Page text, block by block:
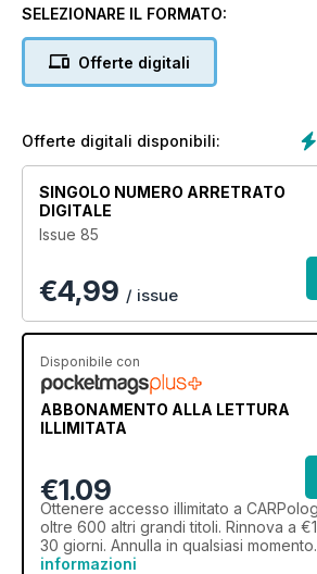
SELEZIONARE IL FORMATO:
Offerte digitali
Offerte digitali disponibili:
SINGOLO NUMERO ARRETRATO
DIGITALE
Issue 85
€4,99 / issue
Disponibile con
ABBONAMENTO ALLA LETTURA
ILLIMITATA
€1.09
Ottenere accesso illimitato a
oltre 600 altri grandi titoli. Rinnova a
30 giorni. Annulla in qualsiasi momento.
informazioni